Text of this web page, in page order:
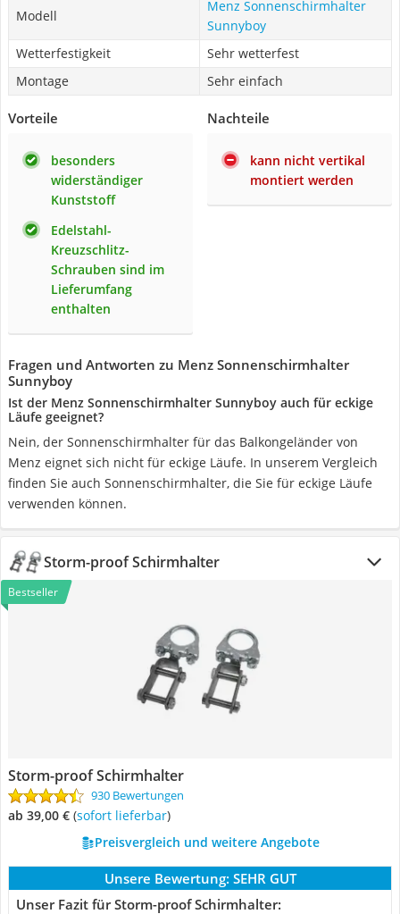
Modell
Menz Sonnenschirmhalter
Sunnyboy
Wetterfestigkeit
Sehr wetterfest
Montage
Sehr einfach
Vorteile
besonders
widerständiger
Kunststoff
Edelstahl-
Kreuzschlitz-
Schrauben sind im
Lieferumfang
enthalten
Nachteile
kann nicht vertikal
montiert werden
Fragen und Antworten zu Menz Sonnenschirmhalter
Sunnyboy
Ist der Menz Sonnenschirmhalter Sunnyboy auch für eckige
Läufe geeignet?
Nein, der Sonnenschirmhalter für das Balkongeländer von
Menz eignet sich nicht für eckige Läufe. In unserem Vergleich
finden Sie auch Sonnenschirmhalter, die Sie für eckige Läufe
verwenden können.
Storm-proof Schirmhalter
Bestseller
Storm-proof Schirmhalter
930 Bewertungen
ab 39,00 € ( Sofort lieferbar)
Preisvergleich und weitere Angebote
Unsere Bewertung: SEHR GUT
Unser Fazit für Storm-proof Schirmhalter: